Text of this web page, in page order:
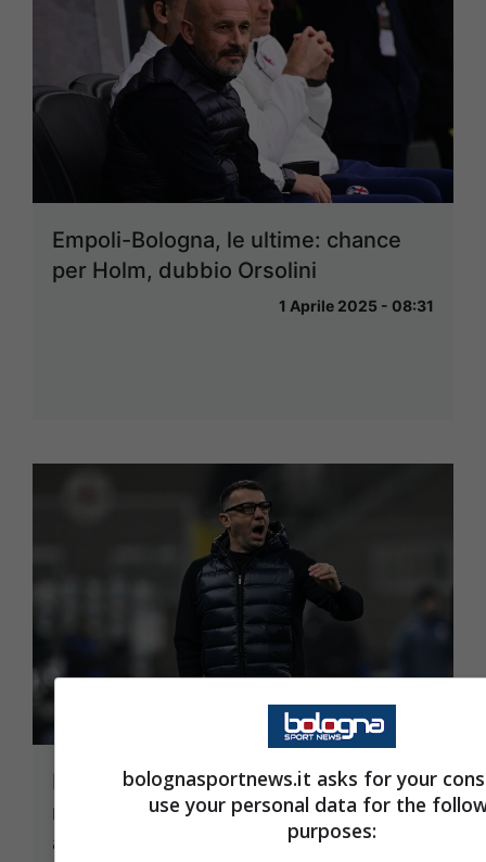
Empoli-Bologna, le ultime: chance
per Holm, dubbio Orsolini
1 Aprile 2025 - 08:31
D’Aversa avvisa: “Bologna in forma,
ma nei due precedenti in campionato
abbiamo fatto bene”
bolognasportnews.it asks for your
use your personal data for the
purposes: